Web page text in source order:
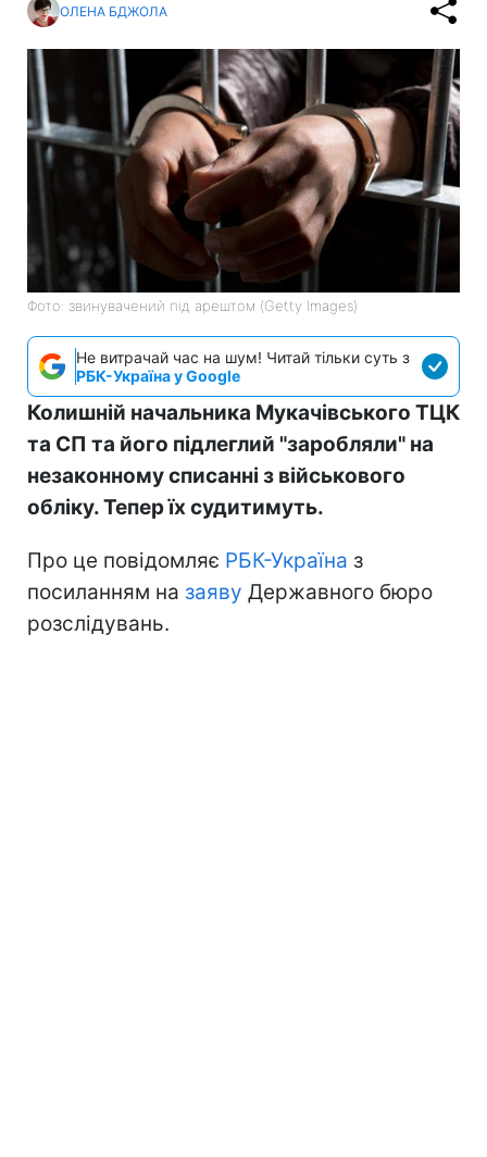
ОЛЕНА БДЖОЛА
Фото: звинувачений під арештом (Getty Images)
Не витрачай час на шум! Читай тільки суть з
РБК-Україна у Google
Колишній начальника Мукачівського ТЦК
та СП та його підлеглий "заробляли" на
незаконному списанні з військового
обліку. Тепер їх судитимуть.
Про це повідомляє РБК-Україна з
посиланням на заяву Державного бюро
розслідувань.